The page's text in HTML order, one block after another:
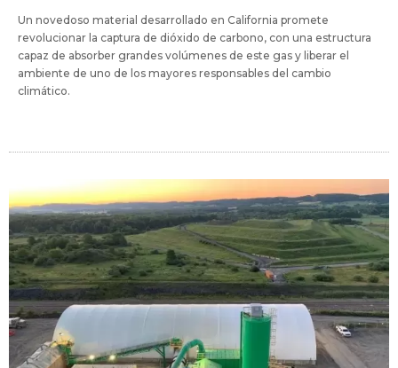
Un novedoso material desarrollado en California promete
revolucionar la captura de dióxido de carbono, con una estructura
capaz de absorber grandes volúmenes de este gas y liberar el
ambiente de uno de los mayores responsables del cambio
climático.